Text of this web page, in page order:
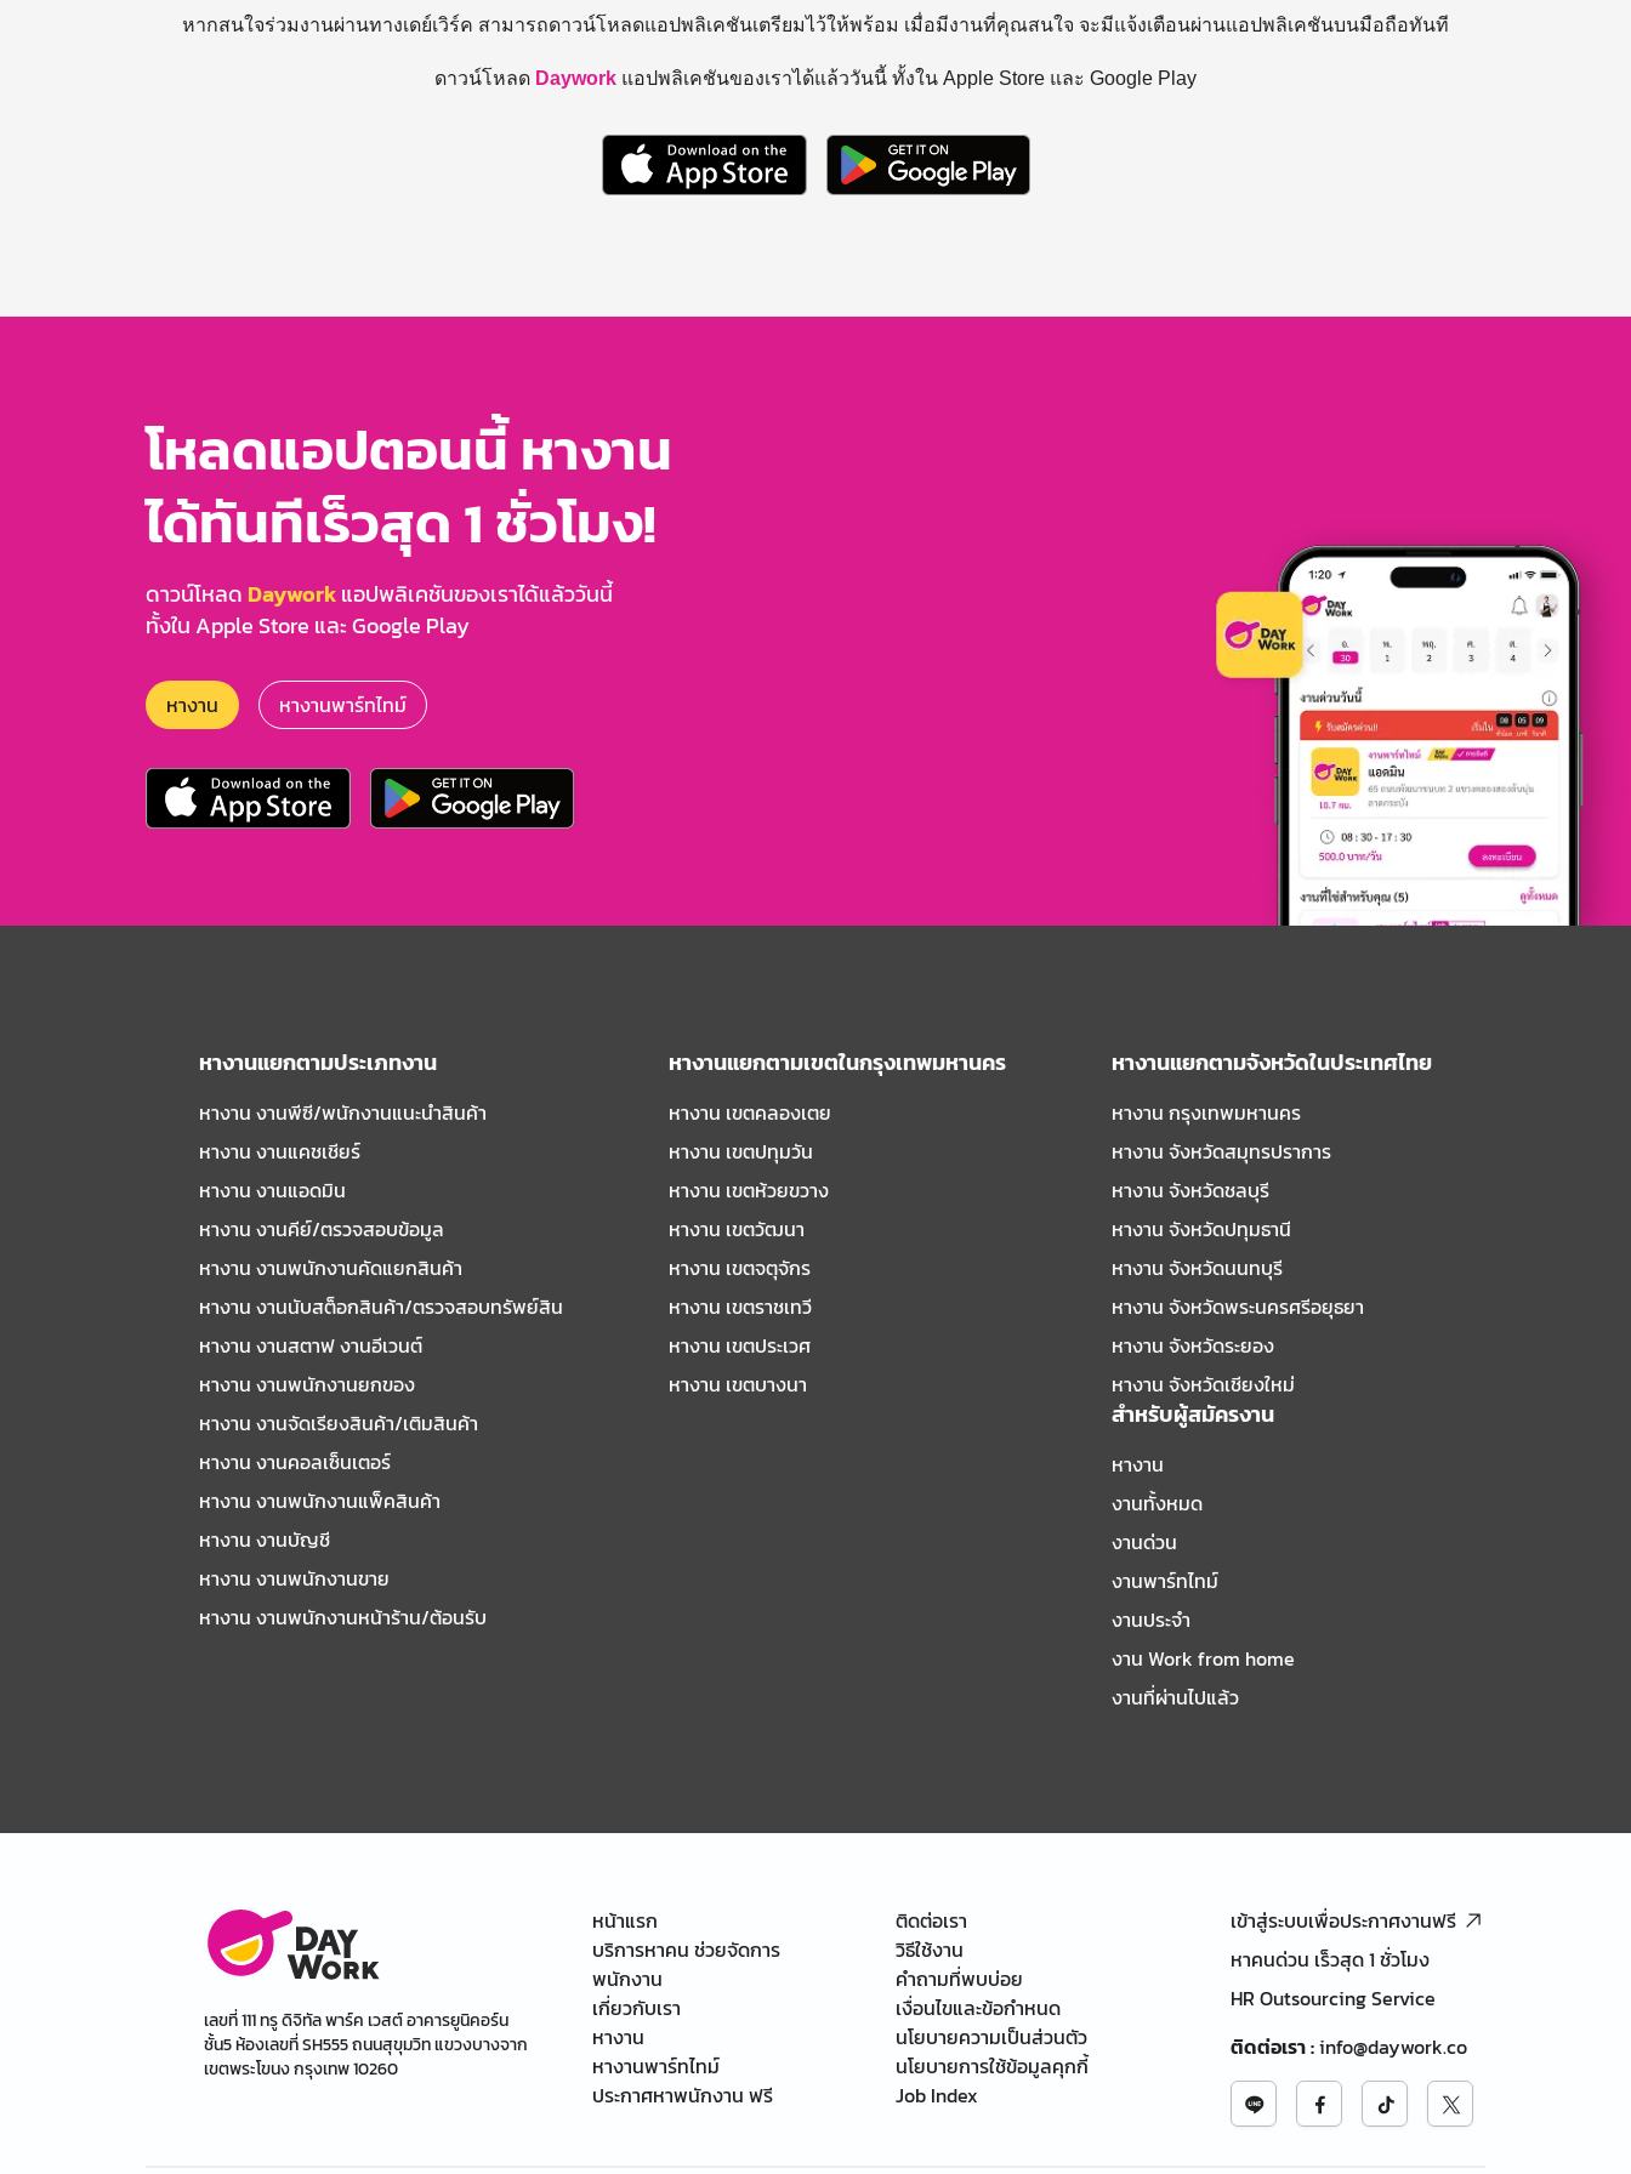
หากสนใจร่วมงานผ่านทางเดย์เวิร์ค สามารถดาวน์โหลดแอปพลิเคชันเตรียมไว้ให้พร้อม เมื่อมีงานที่คุณสนใจ จะมีแจ้งเตือนผ่านแอปพลิเคชันบนมือถือทันที
ดาวน์โหลด Daywork แอปพลิเคชันของเราได้แล้ววันนี้ ทั้งใน Apple Store และ Google Play
โหลดแอปตอนนี้ หางาน
ได้ทันทีเร็วสุด 1 ชั่วโมง!
ดาวน์โหลด Dayworkแอปพลิเคชันของเราได้แล้ววันนี้
ทั้งใน Apple Store และ Google Play
หางาน หางานพาร์ทไทม์
หางานแยกตามประเภทงาน
หางาน งานพีซี/พนักงานแนะนําสินค้า
หางาน งานแคชเชียร์
หางาน งานแอดมิน
หางาน งานคีย์/ตรวจสอบข้อมูล
หางาน งานพนักงานคัดแยกสินค้า
หางาน งานนับสต็อกสินค้า/ตรวจสอบทรัพย์สิน
หางาน งานสตาฟ งานอีเวนต์
หางาน งานพนักงานยกของ
หางาน งานจัดเรียงสินค้า/เติมสินค้า
หางาน งานคอลเซ็นเตอร์
หางาน งานพนักงานแพ็คสินค้า
หางาน งานบัญชี
หางาน งานพนักงานขาย
หางาน งานพนักงานหน้าร้าน/ต้อนรับ
หางานแยกตามเขตในกรุงเทพมหานคร
หางาน เขตคลองเตย
หางาน เขตปทุมวัน
หางาน เขตห้วยขวาง
หางาน เขตวัฒนา
หางาน เขตจตุจักร
หางาน เขตราชเทวี
หางาน เขตประเวศ
หางาน เขตบางนา
หางานแยกตามจังหวัดในประเทศไทย
หางาน กรุงเทพมหานคร
หางาน จังหวัดสมุทรปราการ
หางาน จังหวัดชลบุรี
หางาน จังหวัดปทุมธานี
หางาน จังหวัดนนทบุรี
หางาน จังหวัดพระนครศรีอยุธยา
หางาน จังหวัดระยอง
หางาน จังหวัดเชียงใหม่
สำหรับผู้สมัครงาน
หางาน
งานทั้งหมด
งานด่วน
งานพาร์ทไทม์
งานประจำ
งาน Work from home
งานที่ผ่านไปแล้ว
เลขที่ 111 ทรู ดิจิทัล พาร์ค เวสต์ อาคารยูนิคอร์น
ชั้น5 ห้องเลขที่ SH555 ถนนสุขุมวิท แขวงบางจาก
เขตพระโขนง กรุงเทพ 10260
หน้าแรก
บริการหาคน ช่วยจัดการ
พนักงาน
เกี่ยวกับเรา
หางาน
หางานพาร์ทไทม์
ประกาศหาพนักงาน ฟรี
ติดต่อเรา
วิธีใช้งาน
คำถามที่พบบ่อย
เงื่อนไขและข้อกำหนด
นโยบายความเป็นส่วนตัว
นโยบายการใช้ข้อมูลคุกกี้
Job Index
เข้าสู่ระบบเพื่อประกาศงานฟรี
หาคนด่วน เร็วสุด 1 ชั่วโมง
HR Outsourcing Service
ติดต่อเรา:info@daywork.co